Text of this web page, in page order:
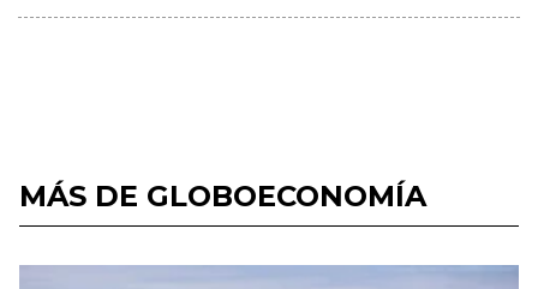
MÁS DE GLOBOECONOMÍA